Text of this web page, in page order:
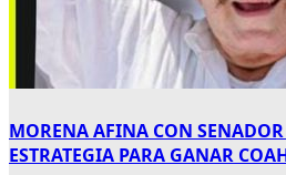
MORENA AFINA CON
ESTRATEGIA PARA GANAR